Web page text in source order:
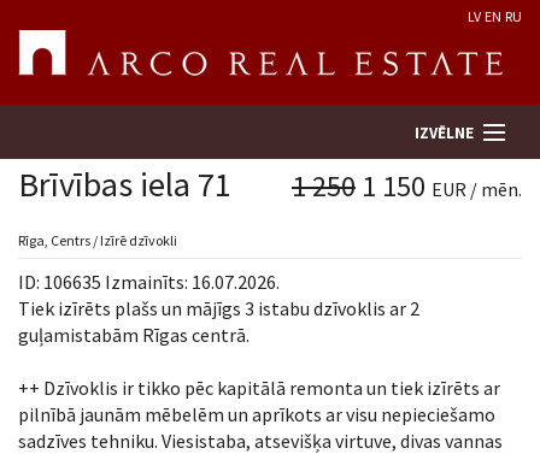
LV EN RU
IZVĒLNE
Meklēt īpašumu
Novērtēt īpašumu
Pakalpojumi
Brīvības iela 71 1 250 1 150 EUR / mēn.
Rīga, Centrs / Izīrē dzīvokli
ID: 106635 Izmainīts: 16.07.2026.
Tiek izīrēts plašs un mājīgs 3 istabu dzīvoklis ar 2
guļamistabām Rīgas centrā.
++ Dzīvoklis ir tikko pēc kapitālā remonta un tiek izīrēts ar
pilnībā jaunām mēbelēm un aprīkots ar visu nepieciešamo
sadzīves tehniku. Viesistaba, atsevišķa virtuve, divas vannas